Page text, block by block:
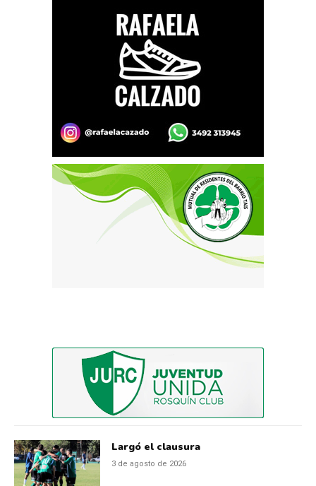
Largó el clausura
3 de agosto de 2026